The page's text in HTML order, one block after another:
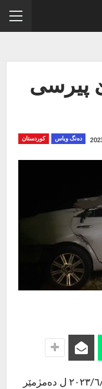
پیرسی
دەنگ وباس کوردستان
ئەڤرو روژا پێنچ شەمبی رێکەفتی ٢٠٢٣/٦/٢٩ ل دەمژمێر